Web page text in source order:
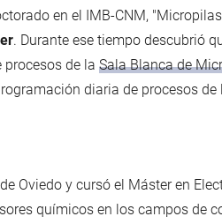
en el IMB-CNM,
. Durante ese tiempo descubrió
de la Sala Blanca de
diaria de procesos
Oviedo y cursó el Máster en
químicos en los campos de